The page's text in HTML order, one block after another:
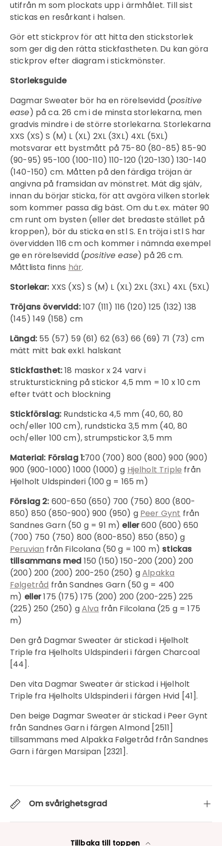
utifrån m som plockats upp i ärmhålet. Till sist
stickas en resårkant i halsen.
Gör ett stickprov för att hitta den stickstorlek
som ger dig den rätta stickfastheten. Du kan göra
stickprov efter diagram i stickmönster.
Storleksguide
Dagmar Sweater bör ha en rörelsevidd (positive
ease) på ca. 26 cm i de minsta storlekarna, men
gradvis mindre i de större storlekarna. Storlekarna
XXS (XS) S (M) L (XL) 2XL (3XL) 4XL (5XL)
motsvarar ett bystmått på 75-80 (80-85) 85-90
(90-95) 95-100 (100-110) 110-120 (120-130) 130-140
(140-150) cm. Måtten på den färdiga tröjan är
angivna på framsidan av mönstret. Mät dig själv,
innan du börjar sticka, för att avgöra vilken storlek
som kommer passa dig bäst. Om du t.ex. mäter 90
cm runt om bysten (eller det bredaste stället på
kroppen), bör du sticka en stl S. En tröja i stl S har
övervidden 116 cm och kommer i nämnda exempel
ge en rörelsevidd (positive ease) på 26 cm.
Måttlista finns här.
Storlekar: XXS (XS) S (M) L (XL) 2XL (3XL) 4XL (5XL)
Tröjans övervidd:107 (111) 116 (120) 125 (132) 138
(145) 149 (158) cm
Längd: 55 (57) 59 (61) 62 (63) 66 (69) 71 (73) cm
mätt mitt bak exkl. halskant
Stickfasthet:18 maskor x 24 varv i
strukturstickning på stickor 4,5 mm = 10 x 10 cm
efter tvätt och blockning
Stickförslag: Rundsticka 4,5 mm (40, 60, 80
och/eller 100 cm), rundsticka 3,5 mm (40, 80
och/eller 100 cm), strumpstickor 3,5 mm
Material: Förslag 1:700 (700) 800 (800) 900 (900)
900 (900-1000) 1000 (1000) g Hjelholt Triple från
Hjelholt Uldspinderi (100 g = 165 m)
Förslag 2: 600-650 (650) 700 (750) 800 (800-
850) 850 (850-900) 900 (950) g Peer Gynt från
Sandnes Garn (50 g = 91 m) eller600 (600) 650
(700) 750 (750) 800 (800-850) 850 (850) g
Peruvian från Filcolana (50 g = 100 m) stickas
tillsammans med 150 (150) 150-200 (200) 200
(200) 200 (200) 200-250 (250) gAlpakka
Følgetråd från Sandnes Garn (50 g = 400
m) eller175 (175) 175 (200) 200 (200-225) 225
(225) 250 (250) gAlva från Filcolana (25 g = 175
m)
Den grå Dagmar Sweater är stickad i Hjelholt
Triple fra Hjelholts Uldspinderi i färgen Charcoal
[44].
Den vita Dagmar Sweater är stickad i Hjelholt
Triple fra Hjelholts Uldspinderi i färgen Hvid [41].
Den beige Dagmar Sweater är stickad i Peer Gynt
från Sandnes Garn i färgen Almond [2511]
tillsammans med Alpakka Følgetråd från Sandnes
Garn i färgen Marsipan [2321].
Om svårighetsgrad
Tillbaka till toppen
Inloggning krävs
Logga in på ditt konto för att lägga till
produkter i din önskelista och se dina
tidigare sparade artiklar.
Inloggning